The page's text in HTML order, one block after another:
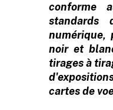
conforme
standards
numérique,
noir et
tirages à
cartes de